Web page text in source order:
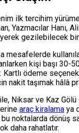
ilk tercihim
Yazmacılar Hanı,
gezilebilecek bir
mesafelerde
kişi başı 30-50
Kartlı ödeme
nakit taşımak hâlâ
Niksar ve Kaz
araç kiralama ya
bu noktalarda dönüş
daha rahatlatır.